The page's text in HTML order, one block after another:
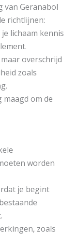
van Geranabol
richtlijnen:
lichaam kennis
overschrijd
zoals
maagd om de
worden
je begint
zoals